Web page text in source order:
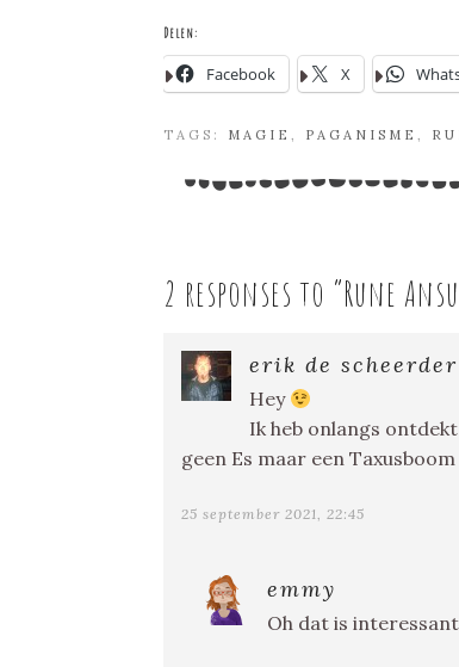
Delen:
Facebook X
TAGS: MAGIE , PAGANISME ,
2 responses to “Rune
erik de scheerder
Hey
Ik heb onlangs
geen Es maar een
25 september 2021, 22:45
emmy
Oh dat is